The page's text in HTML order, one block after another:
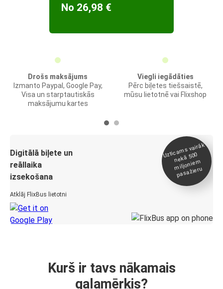
No 26,98 €
Drošs maksājums
Izmanto Paypal, Google Pay,
Visa un starptautiskās
maksājumu kartes
Viegli iegādāties
Pērc biļetes tiešsaistē,
mūsu lietotnē vai Flixshop
Digitālā biļete un
reāllaika
izsekošana
Atklāj FlixBus lietotni
Uztica
ms vairāk
nekā 500
miljonie
m
pasažieru
Kurš ir tavs nākamais
galamērķis?